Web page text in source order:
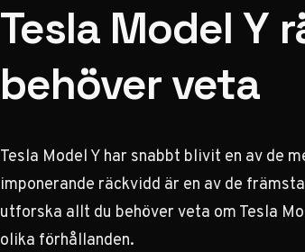
Tesla Model Y
behöver veta
Tesla Model Y har snabbt blivit en av de
imponerande räckvidd är en av de
utforska allt du behöver veta omTesla
olika förhållanden.